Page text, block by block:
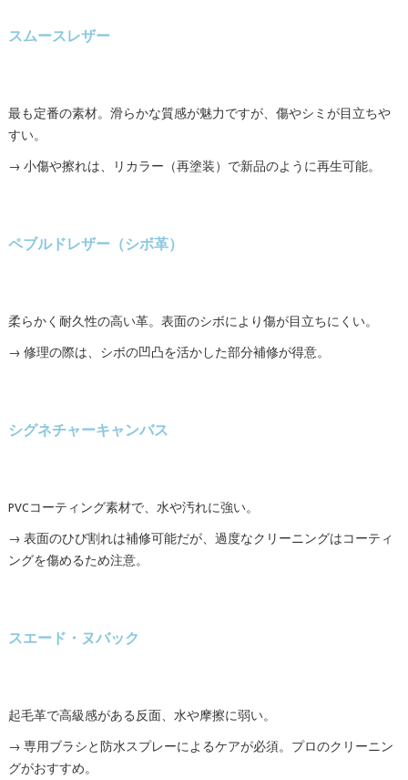
スムースレザー
最も定番の素材。滑らかな質感が魅力ですが、傷やシミが目立ちや
すい。
→ 小傷や擦れは、リカラー（再塗装）で新品のように再生可能。
ペブルドレザー（シボ革）
柔らかく耐久性の高い革。表面のシボにより傷が目立ちにくい。
→ 修理の際は、シボの凹凸を活かした部分補修が得意。
シグネチャーキャンバス
PVCコーティング素材で、水や汚れに強い。
→ 表面のひび割れは補修可能だが、過度なクリーニングはコーティ
ングを傷めるため注意。
スエード・ヌバック
起毛革で高級感がある反面、水や摩擦に弱い。
→ 専用ブラシと防水スプレーによるケアが必須。プロのクリーニン
グがおすすめ。